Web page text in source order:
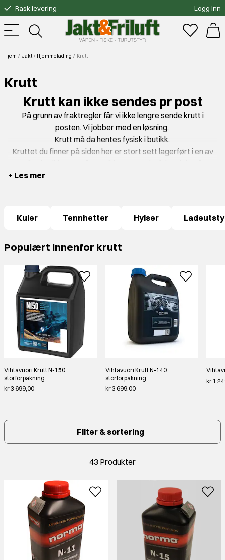
Rask levering
Gratis bytte
Fri frakt over 3000.-
Logg inn
Hjem Jakt Hjemmelading Krutt
Krutt
Krutt kan ikke sendes pr post
På grunn av fraktregler får vi ikke lengre sende krutt i
posten. Vi jobber med en løsning.
Krutt må da hentes fysisk i butikk.
Kruttet du finner på siden her er stort sett lagerført i en av
kontakte oss for lagerstatus:
+ Les mer
Kuler Tennhetter Hylser
Populært innenfor krutt
Vihtavuori Krutt N-150
storforpakning
kr 3 699,00
Vihtavuori Krutt N-140
storforpakning
kr 3 699,00
kr 1
Filter & sortering
43 Produkter